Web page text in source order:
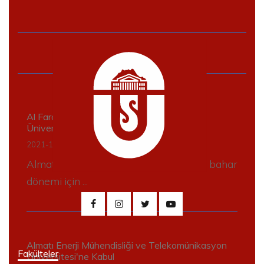
Al Farabi'nin adını taşıyan Kazak Ulusal
Üniversitesi'ne kabul
2021-12-21 13830
Almatı'daki Kazak Ulusal Üniversitesi, bahar
dönemi için ...
Almatı Enerji Mühendisliği ve Telekomünikasyon
Üniversitesi'ne Kabul
Fakülteler